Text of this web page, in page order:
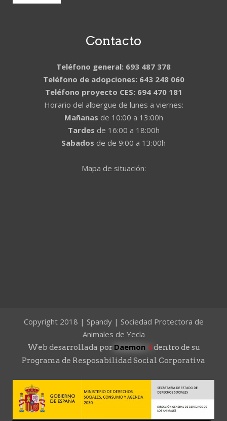
Contacto
Teléfono general: 693 487 378
Teléfono de adopciones: 643 248 060
Teléfono proyecto CES: 694 470 181
Horario del albergue de lunes a viernes:
Mañanas de 10:00 a 13:00h
Tardes de 16:00 a 18:00h
Sabados de de 9:00 a 13:00h
Mapa de situación:
Copyright 2018 | Spandy | Sociedad Protectora de
Animales de Yecla
Web desarrollada por Daemon 4dentro de su
Programa de Resposabilidad Social Corporativa